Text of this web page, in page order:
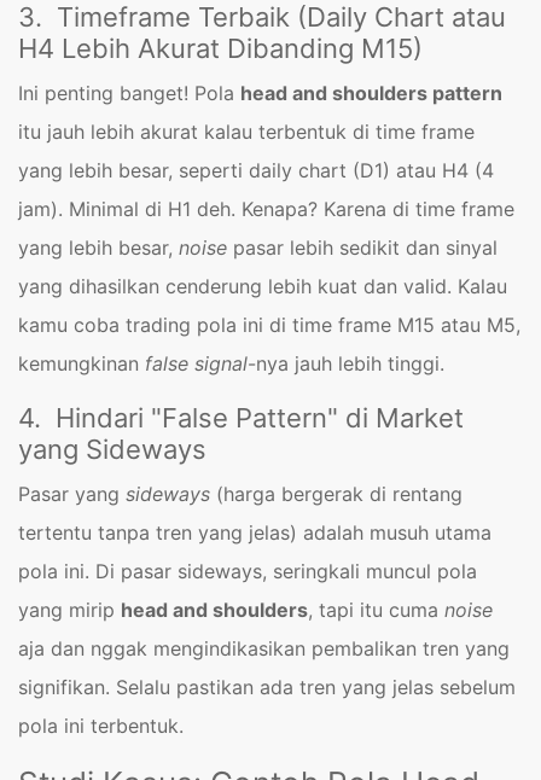
3. Timeframe Terbaik (Daily Chart atau
H4 Lebih Akurat Dibanding M15)
Ini penting banget! Pola head and shoulders pattern
itu jauh lebih akurat kalau terbentuk di time frame
yang lebih besar, seperti daily chart (D1) atau H4 (4
jam). Minimal di H1 deh. Kenapa? Karena di time frame
yang lebih besar, noise pasar lebih sedikit dan sinyal
yang dihasilkan cenderung lebih kuat dan valid. Kalau
kamu coba trading pola ini di time frame M15 atau M5,
kemungkinan false signal-nya jauh lebih tinggi.
4. Hindari "False Pattern" di Market
yang Sideways
Pasar yang sideways (harga bergerak di rentang
tertentu tanpa tren yang jelas) adalah musuh utama
pola ini. Di pasar sideways, seringkali muncul pola
yang mirip head and shoulders, tapi itu cuma noise
aja dan nggak mengindikasikan pembalikan tren yang
signifikan. Selalu pastikan ada tren yang jelas sebelum
pola ini terbentuk.